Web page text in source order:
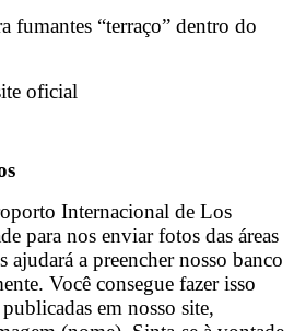
fumantes “terraço” dentro do
oficial
Internacional de Los
para nos enviar fotos das áreas
ajudará a preencher nosso banco
Você consegue fazer isso
em nosso site,